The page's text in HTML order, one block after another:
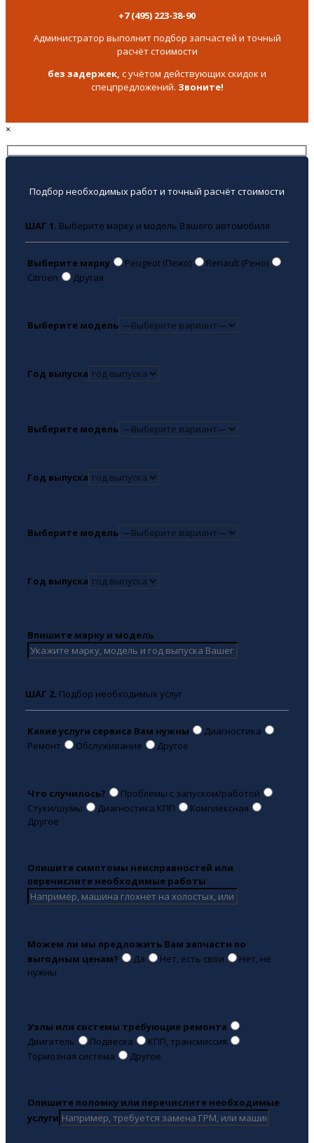
+7 (495) 223-38-90
Администратор выполнит подбор запчастей и точный
расчёт стоимости
без задержек, с учётом действующих скидок и
спецпредложений. Звоните!
×
Подбор необходимых работ и точный расчёт стоимости
ШАГ 1. Выберите марку и модель Вашего автомобиля
Выберите марку Peugeot (Пежо)
Renault (Рено)
Citroen
Другая
Выберите модель
Год выпуска
Выберите модель
Год выпуска
Выберите модель
Год выпуска
Впишите марку и модель
ШАГ 2. Подбор необходимых услуг
Какие услуги сервиса Вам нужны
Диагностика
Ремонт
Обслуживание Другое
Что случилось?
Проблемы с запуском/работой
Стуки/шумы
Диагностика КПП
Комплексная
Другое
Опишите симптомы неисправностей или
перечислите необходимые работы
Можем ли мы предложить Вам запчасти по
выгодным ценам?
Да Нет, есть свои
Нет, не
нужны
Узлы или системы требующие ремонта
Двигатель
Подвеска
КПП, трансмиссия
Тормозная система
Другое
Опишите поломку или перечислите необходимые
услуги